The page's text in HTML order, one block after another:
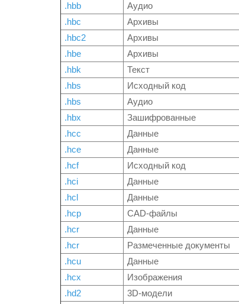
.hbb
Аудио
.hbc
Архивы
.hbc2
Архивы
.hbe
Архивы
.hbk
Текст
.hbs
Исходный код
.hbs
Аудио
.hbx
Зашифрованные
.hcc
Данные
.hce
Данные
.hcf
Исходный код
.hci
Данные
.hcl
Данные
.hcp
CAD-файлы
.hcr
Данные
.hcr
Размеченные документы
.hcu
Данные
.hcx
Изображения
.hd2
3D-модели